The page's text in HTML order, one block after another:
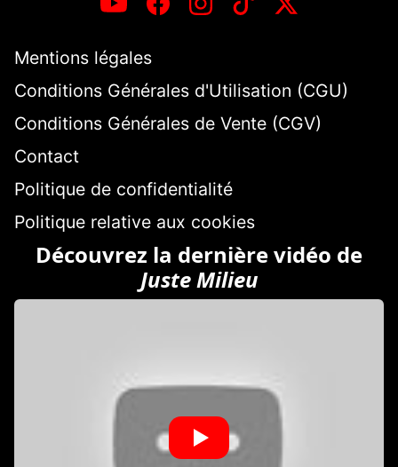
Mentions légales
Conditions Générales d'Utilisation (CGU)
Conditions Générales de Vente (CGV)
Contact
Politique de confidentialité
Politique relative aux cookies
Découvrez la dernière vidéo de
Juste Milieu